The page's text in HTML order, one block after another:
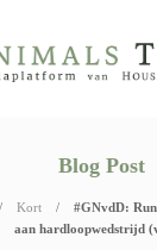
Blog Post
Kort
#GNvdD:
aan hardloopwedstrijd